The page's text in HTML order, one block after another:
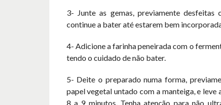
3- Junte as gemas, previamente desfeitas
continue a bater até estarem bem
4- Adicione a farinha peneirada com o
tendo o cuidado de não bater.
5- Deite o preparado numa forma,
papel vegetal untado com a manteiga, e leve
8 a 9 minutos. Tenha atenção para não